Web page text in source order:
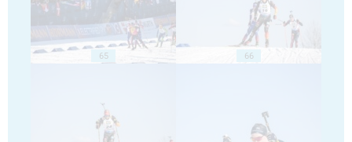
65 66